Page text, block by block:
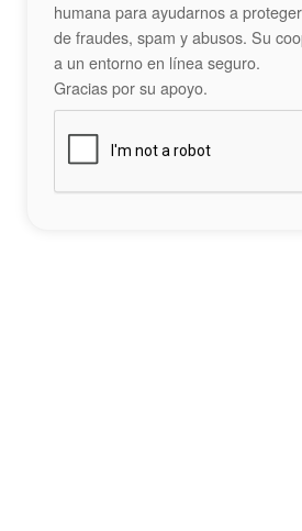
humana para ayudarnos a
de fraudes, spam y abusos. Su
a un entorno en línea seguro.
Gracias por su apoyo.